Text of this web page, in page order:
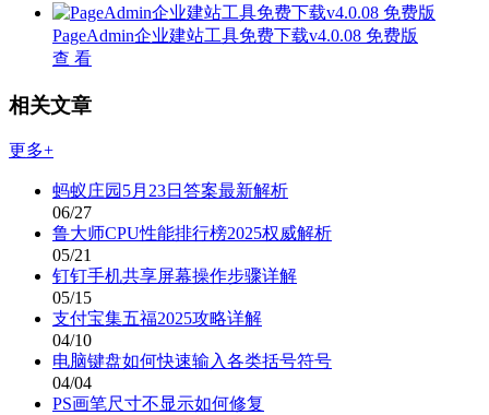
PageAdmin企业建站工具免费下载v4.0.08 免费版
查 看
相关文章
更多+
蚂蚁庄园5月23日答案最新解析
06/27
鲁大师CPU性能排行榜2025权威解析
05/21
钉钉手机共享屏幕操作步骤详解
05/15
支付宝集五福2025攻略详解
04/10
电脑键盘如何快速输入各类括号符号
04/04
PS画笔尺寸不显示如何修复